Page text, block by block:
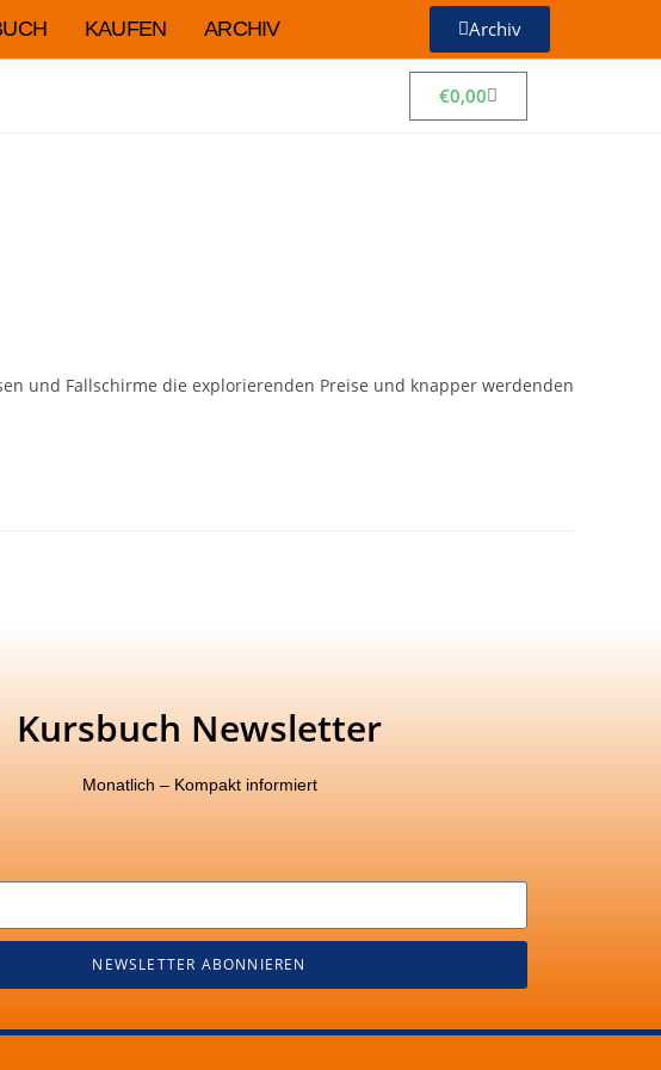
KAUFEN ARCHIV Archiv
€0,00
und Fallschirme die explorierenden Preise und knapper werdenden
Kursbuch Newsletter
Monatlich – Kompakt informiert
NEWSLETTER ABONNIEREN